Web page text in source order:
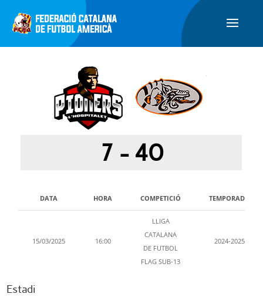
7 - 40
DATA HORA COMPETICIÓ TEMPORADA
15/03/2025 16:00
LLIGA
CATALANA
DE FUTBOL
FLAG SUB-13
2024-2025
Estadi